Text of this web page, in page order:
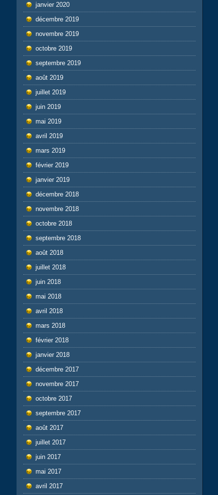
janvier 2020
décembre 2019
novembre 2019
octobre 2019
septembre 2019
août 2019
juillet 2019
juin 2019
mai 2019
avril 2019
mars 2019
février 2019
janvier 2019
décembre 2018
novembre 2018
octobre 2018
septembre 2018
août 2018
juillet 2018
juin 2018
mai 2018
avril 2018
mars 2018
février 2018
janvier 2018
décembre 2017
novembre 2017
octobre 2017
septembre 2017
août 2017
juillet 2017
juin 2017
mai 2017
avril 2017